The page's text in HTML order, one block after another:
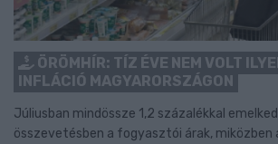
ÖRÖMHÍR: TÍZ ÉVE NEM VOLT
INFLÁCIÓ MAGYARORSZÁGON
Júliusban mindössze 1,2 százalékkal
összevetésben a fogyasztói árak, miközben